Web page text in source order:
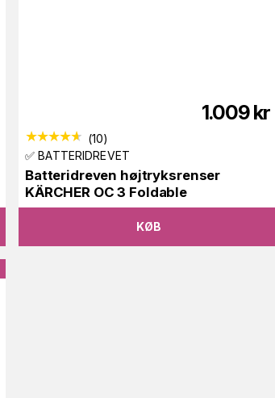
1.009kr
(10)
✅ BATTERIDREVET
Batteridreven højtryksrenser
KÄRCHER OC 3 Foldable
KØB